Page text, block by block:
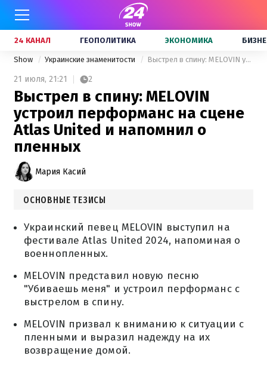
24 КАНАЛ ГЕОПОЛИТИКА ЭКОНОМИКА
Show Украинские знаменитости Выстрел в спину: MELOVIN устроил перформанс на сцене Atlas United и напомнил о пленных
21 июля, 21:21 2
Выстрел в спину: MELOVIN
устроил перформанс на сцене
Atlas United и напомнил о
пленных
Мария Касий
ОСНОВНЫЕ ТЕЗИСЫ
Украинский певец MELOVIN выступил на
фестивале Atlas United 2024, напоминая о
военнопленных.
MELOVIN представил новую песню
"Убиваешь меня" и устроил перформанс с
выстрелом в спину.
MELOVIN призвал к вниманию к ситуации с
пленными и выразил надежду на их
возвращение домой.